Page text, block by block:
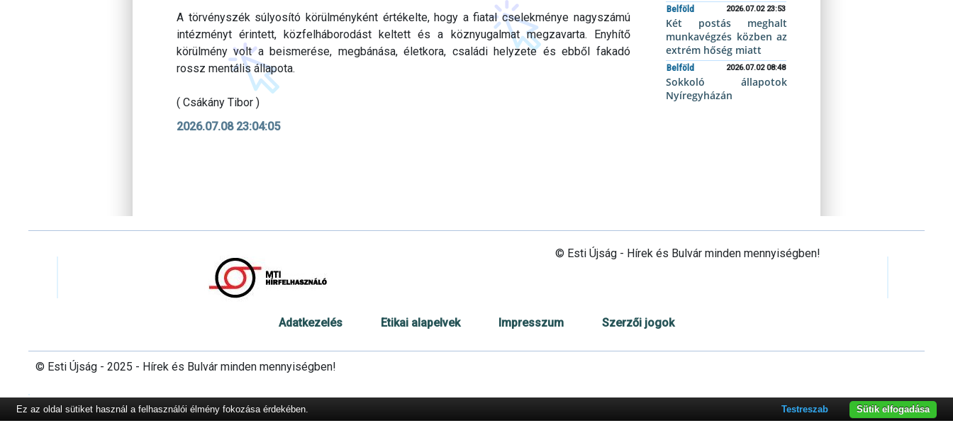
A törvényszék súlyosító körülményként értékelte, hogy a fiatal cselekménye nagyszámú
intézményt érintett, közfelháborodást keltett és a köznyugalmat megzavarta. Enyhítő
körülmény volt a beismerése, megbánása, életkora, családi helyzete és ebből fakadó
rossz mentális állapota.
( Csákány Tibor )
2026.07.08 23:04:05
Belföld 2026.07.02 23:53
Két postás meghalt
munkavégzés közben az
extrém hőség miatt
Belföld 2026.07.02 08:48
Sokkoló állapotok
Nyíregyházán
© Esti Újság - Hírek és Bulvár minden mennyiségben!
Adatkezelés Etikai alapelvek Impresszum Szerzői jogok
© Esti Újság - 2025 - Hírek és Bulvár minden mennyiségben!
Ez az oldal sütiket használ a felhasználói élmény fokozása érdekében. Sütik elfogadása
Testreszab